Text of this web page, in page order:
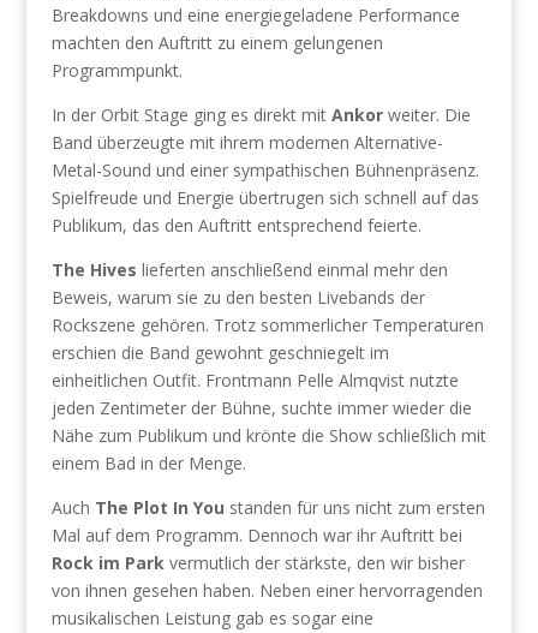
Breakdowns und eine energiegeladene Performance
machten den Auftritt zu einem gelungenen
Programmpunkt.
In der Orbit Stage ging es direkt mit Ankorweiter. Die
Band überzeugte mit ihrem modernen Alternative-
Metal-Sound und einer sympathischen Bühnenpräsenz.
Spielfreude und Energie übertrugen sich schnell auf das
Publikum, das den Auftritt entsprechend feierte.
The Hives lieferten anschließend einmal mehr den
Beweis, warum sie zu den besten Livebands der
Rockszene gehören. Trotz sommerlicher Temperaturen
erschien die Band gewohnt geschniegelt im
einheitlichen Outfit. Frontmann Pelle Almqvist nutzte
jeden Zentimeter der Bühne, suchte immer wieder die
Nähe zum Publikum und krönte die Show schließlich mit
einem Bad in der Menge.
Auch The Plot In You standen für uns nicht zum ersten
Mal auf dem Programm. Dennoch war ihr Auftritt bei
Rock im Parkvermutlich der stärkste, den wir bisher
von ihnen gesehen haben. Neben einer hervorragenden
musikalischen Leistung gab es sogar eine